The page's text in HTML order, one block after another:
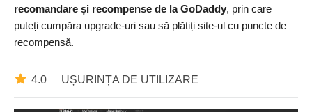
recomandare și recompense de la GoDaddy, prin care
puteți cumpăra upgrade-uri sau să plătiți site-ul cu puncte de
recompensă.
4.0 UȘURINȚA DE UTILIZARE